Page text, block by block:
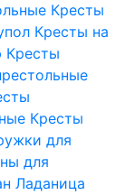
Кресты
Кресты на
Кресты
Кресты
для
для
Ладаница